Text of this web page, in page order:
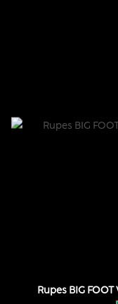
Rupes BIG